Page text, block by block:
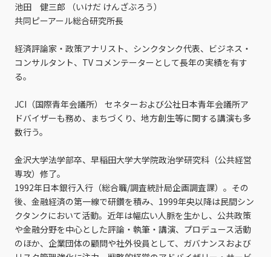
池田 健三郎 （いけだ けんざぶろう）
共同ピーアール総合研究所長
経済評論家・政策アナリスト、シンクタンク代表、ビジネス・
コンサルタント、TV コメンテーターとして長年の実績を有す
る。
JCI（国際青年会議所） セネターおよび公社日本青年会議所ア
ドバイザーも務め、まちづくり、地方創生等に関する講演も多
数行う。
金沢大学法学部卒、早稲田大学大学院政治学研究科（公共経営
専攻）修了。
1992年日本銀行入行（総合職/調査統計局企画調査課）。その
後、金融経済の第一線で研鑽を積み、1999年央以降は民間シン
クタンクにおいて活動。近年は幅広い人脈を生かし、公共政策
や金融分野を中心とした評論・執筆・講演、プロデュース活動
のほか、企業団体の顧問や社外役員として、ガバナンスおよび